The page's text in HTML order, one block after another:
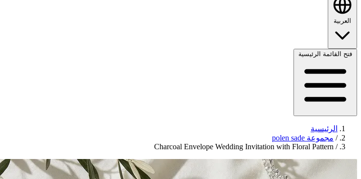
العربية
فتح القائمة الرئيسية
الرئيسية
/ مجموعة polen sade
/
Charcoal Envelope Wedding Invitation with Floral Pattern